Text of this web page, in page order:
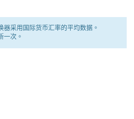
器采用国际货币汇率的平均数据。
一次。